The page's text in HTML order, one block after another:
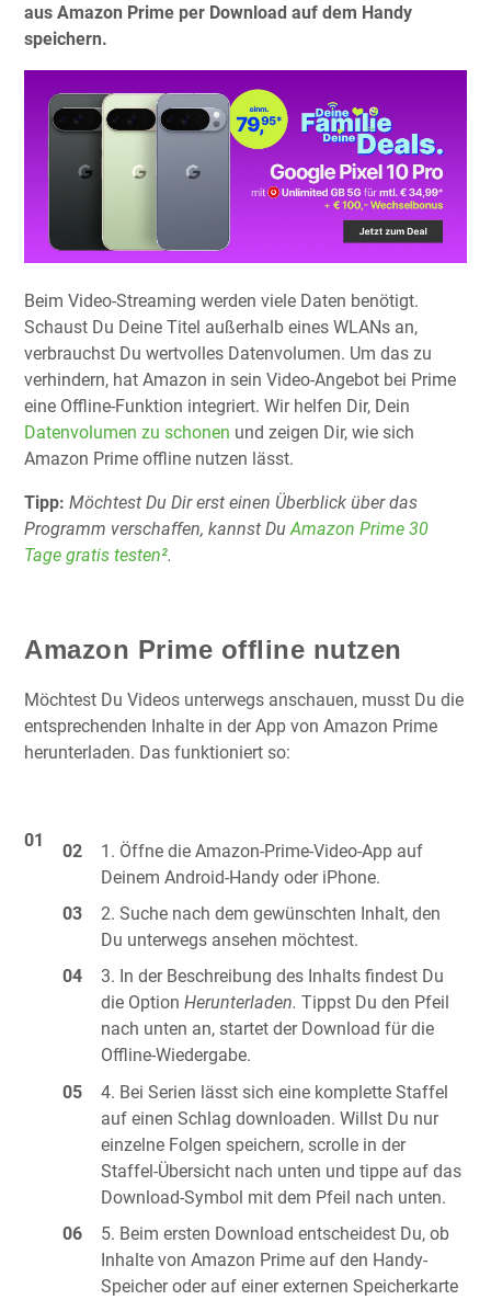
aus Amazon Prime per Download auf dem Handy
speichern.
Beim Video-Streaming werden viele Daten benötigt.
Schaust Du Deine Titel außerhalb eines WLANs an,
verbrauchst Du wertvolles Datenvolumen. Um das zu
verhindern, hat Amazon in sein Video-Angebot bei Prime
eine Offline-Funktion integriert. Wir helfen Dir, Dein
Datenvolumen zu schonen und zeigen Dir, wie sich
Amazon Prime offline nutzen lässt.
Tipp: Möchtest Du Dir erst einen Überblick über das
Programm verschaffen, kannst DuAmazon Prime 30
Tage gratis testen².
Amazon Prime offline nutzen
Möchtest Du Videos unterwegs anschauen, musst Du die
entsprechenden Inhalte in der App von Amazon Prime
herunterladen. Das funktioniert so:
Öffne die Amazon-Prime-Video-App auf
Deinem Android-Handy oder iPhone.
Suche nach dem gewünschten Inhalt, den
Du unterwegs ansehen möchtest.
In der Beschreibung des Inhalts findest Du
die OptionHerunterladen. Tippst Du den Pfeil
nach unten an, startet der Download für die
Offline-Wiedergabe.
Bei Serien lässt sich eine komplette Staffel
auf einen Schlag downloaden. Willst Du nur
einzelne Folgen speichern, scrolle in der
Staffel-Übersicht nach unten und tippe auf das
Download-Symbol mit dem Pfeil nach unten.
Beim ersten Download entscheidest Du, ob
Inhalte von Amazon Prime auf den Handy-
Speicher oder auf einer externen Speicherkarte